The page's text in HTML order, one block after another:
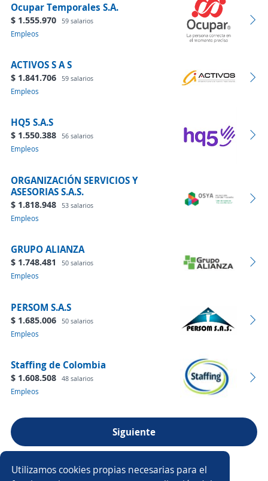
Utilizamos cookies propias necesarias para el
Ocupar Temporales S.A.
$ 1.555.970 59 salarios
Empleos
ACTIVOS S A S
$ 1.841.706 59 salarios
Empleos
HQ5 S.A.S
$ 1.550.388 56 salarios
Empleos
ORGANIZACIÓN SERVICIOS Y
ASESORIAS S.A.S.
$ 1.818.948 53 salarios
Empleos
GRUPO ALIANZA
$ 1.748.481 50 salarios
Empleos
PERSOM S.A.S
$ 1.685.006 50 salarios
Empleos
Staffing de Colombia
$ 1.608.508 48 salarios
Empleos
Siguiente
Ver más empresas